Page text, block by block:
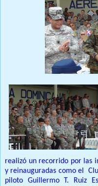
realizó un recorrido por las
y reinauguradas como el
piloto Guillermo T. Ruiz